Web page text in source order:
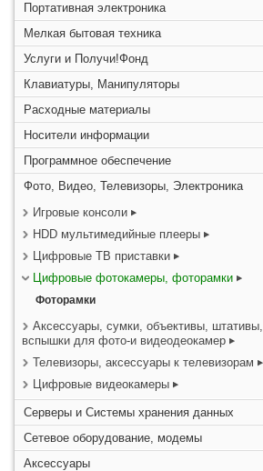
Портативная электроника
Мелкая бытовая техника
Услуги и Получи!Фонд
Клавиатуры, Манипуляторы
Расходные материалы
Носители информации
Программное обеспечение
Фото, Видео, Телевизоры, Электроника
Игровые консоли
HDD мультимедийные плееры
Цифровые ТВ приставки
Цифровые фотокамеры, фоторамки
Фоторамки
Аксессуары, сумки, объективы, штативы,
вспышки для фото-и видеодеокамер
Телевизоры, аксессуары к телевизорам
Цифровые видеокамеры
Серверы и Системы хранения данных
Сетевое оборудование, модемы
Аксессуары